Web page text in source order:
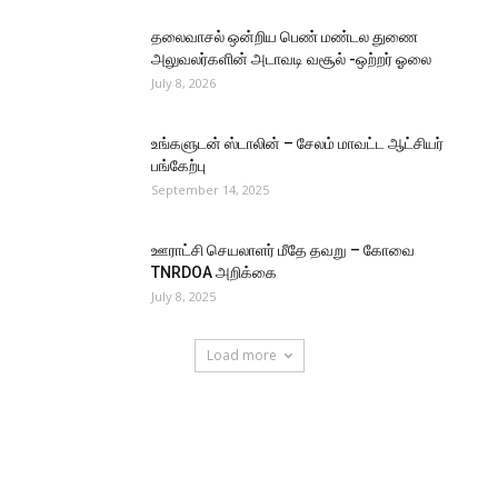
தலைவாசல் ஒன்றிய பெண் மண்டல துணை
அலுவலர்களின் அடாவடி வசூல் -ஒற்றர் ஓலை
July 8, 2026
உங்களுடன் ஸ்டாலின் – சேலம் மாவட்ட ஆட்சியர்
பங்கேற்பு
September 14, 2025
ஊராட்சி செயலாளர் மீதே தவறு – கோவை
TNRDOA அறிக்கை
July 8, 2025
Load more